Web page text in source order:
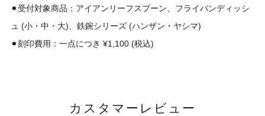
⚫︎受付対象商品：アイアンリーフスプーン、フライパンディッシ
ュ (小・中・大)、鉄鋺シリーズ (ハンザン・ヤシマ)
⚫︎刻印費用：一点につき ¥1,100 (税込)
カスタマーレビュー